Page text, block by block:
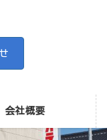
会社概要